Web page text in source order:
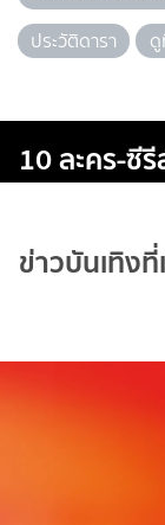
ประวัติดารา
10 ละคร-ซี
ข่าวบันเทิง